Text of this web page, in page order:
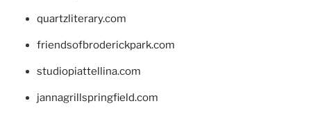
quartzliterary.com
friendsofbroderickpark.com
studiopiattellina.com
jannagrillspringfield.com